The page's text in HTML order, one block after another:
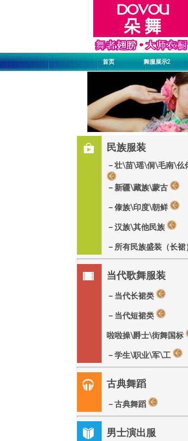
首页 舞服展示2
民族服装
－壮\苗\瑶\侗\毛南\仫
－新疆\藏族\蒙古
－傣族\印度\朝鲜
－汉族\其他民族
－所有民族盛装（长裙
当代歌舞服装
－当代长裙类
－当代短裙类
啦啦操\爵士\街舞国标
－学生\职业\军\工
古典舞蹈
－古典舞蹈
男士演出服